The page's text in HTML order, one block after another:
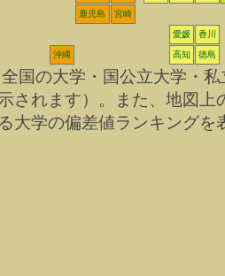
鹿児島 宮崎
愛媛 香川
沖縄 高知 徳島
国の大学・国公立大学・
されます）。また、地図
大学の偏差値ランキングを